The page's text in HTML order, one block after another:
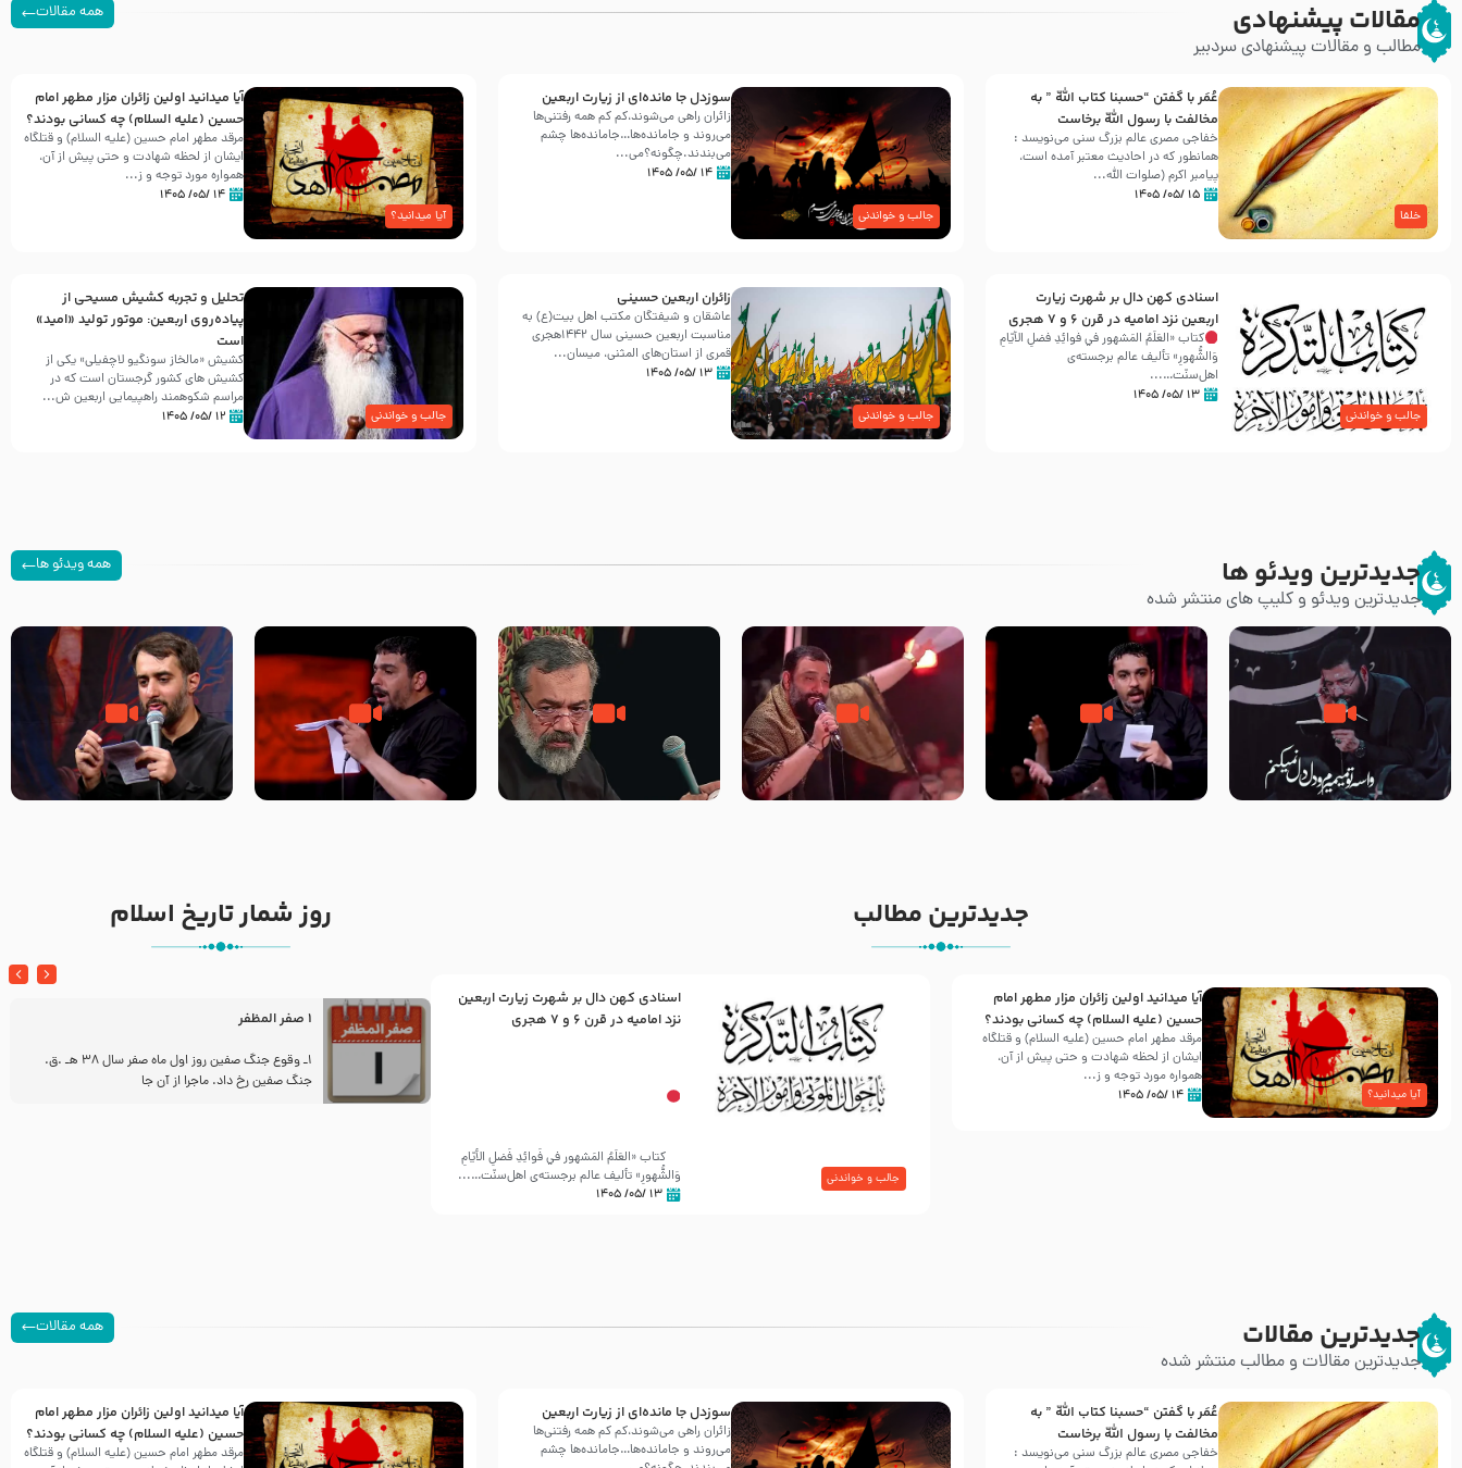
مقالات پیشنهادی
مطالب و مقالات پیشنهادی سردبیر
همه مقالات
خلفا
عُمَر با گفتن “حسبنا كتاب اللّه ” به
مخالفت با رسول اللّه برخاست
خفاجی مصری عالم بزرگ سنی می‌نویسد :
همانطور که در احادیث معتبر آمده است،
پیامبر اکرم (صلوات اللّه...
۱۵ /۰۵/ ۱۴۰۵
جالب و خواندنی
سوزدل جا مانده‌ای از زیارت اربعین
زائران راهی می‌شوند،کم‌ کم همه رفتنی‌ها
می‌روند و جامانده‌ها…جامانده‌ها چشم
می‌بندند.چگونه؟می‌...
۱۴ /۰۵/ ۱۴۰۵
آیا میدانید؟
آیا میدانید اولین زائران مزار مطهر امام
حسین (علیه السلام) چه کسانی بودند؟
مرقد مطهر امام حسین (علیه السلام) و قتلگاه
ایشان از لحظه شهادت و حتی پیش از آن،
همواره مورد توجه و ز...
۱۴ /۰۵/ ۱۴۰۵
جالب و خواندنی
اسنادی کهن دال بر شهرت زیارت
اربعین نزد امامیه در قرن ۶ و ۷ هجری
کتاب «العَلَمُ المَشهور في فَوائِدِ فَضلِ الأيّامِ
وَالشُّهورِ» تألیف عالم برجسته‌ی
اهل‌سنّت…...
۱۳ /۰۵/ ۱۴۰۵
جالب و خواندنی
زائران اربعین حسینی
عاشقان و شیفتگان مکتب اهل بیت(ع) به
مناسبت اربعین حسینی سال ۱۴۴۲هجری
قمری از استان‌های المثنی، میسان...
۱۳ /۰۵/ ۱۴۰۵
جالب و خواندنی
تحلیل و تجربه کشیش مسیحی از
پیاده‌روی اربعین: موتور تولید «امید»
است
کشیش «مالخاز سونگیو لاچفیلی» یکی از
کشیش های کشور گرجستان است که در
مراسم شکوهمند راهپیمایی اربعین ش...
۱۲ /۰۵/ ۱۴۰۵
جدیدترین ویدئو ها
جدیدترین ویدئو و کلیپ های منتشر شده
همه ویدئو ها
مصداق کربلا – حاج حسین سیب
شور ، حسینا! به‌ حق زهرا «أُنْظُرْ
إِلَینا» – عزاداری شب هفتم ماه
جانا جانا ابی عبدالله – کربلایی
جواد مقدم – شب هشتم محرم
مادر منم مثل تو خمیدم – حاج
محمود کریمی – شهادت حضرت
تک ، عبّاس، صاحب دل‌هاست –
حاج حنیف طاهری – عزاداری شب
من غلام نوکراتم من عاشق
کربلاتم – شور زمینه – شب هفتم
جدیدترین مطالب
آیا میدانید؟
آیا میدانید اولین زائران مزار مطهر امام
حسین (علیه السلام) چه کسانی بودند؟
مرقد مطهر امام حسین (علیه السلام) و قتلگاه
ایشان از لحظه شهادت و حتی پیش از آن،
همواره مورد توجه و ز...
۱۴ /۰۵/ ۱۴۰۵
جالب و خواندنی
اسنادی کهن دال بر شهرت زیارت اربعین
نزد امامیه در قرن ۶ و ۷ هجری
کتاب «العَلَمُ المَشهور في فَوائِدِ فَضلِ الأيّامِ
وَالشُّهورِ» تألیف عالم برجسته‌ی اهل‌سنّت…...
۱۳ /۰۵/ ۱۴۰۵
روز شمار تاریخ اسلام
30 صفر المظفر
شهادت حضرت علی بن موسی الرضا (علیه السلام) در روز
آخـر صفر سـال 203 هـ .ق. هشـتمین اختر تابناک امامت
1 صفر المظفر
1ـ وقوع جنگ صفین روز اول ماه صفر سال 38 هـ .ق.
جنگ صفین رخ داد. ماجرا از آن جا
جدیدترین مقالات
جدیدترین مقالات و مطالب منتشر شده
همه مقالات
عُمَر با گفتن “حسبنا كتاب اللّه ” به
مخالفت با رسول اللّه برخاست
خفاجی مصری عالم بزرگ سنی می‌نویسد :
سوزدل جا مانده‌ای از زیارت اربعین
زائران راهی می‌شوند،کم‌ کم همه رفتنی‌ها
می‌روند و جامانده‌ها…جامانده‌ها چشم
آیا میدانید اولین زائران مزار مطهر امام
حسین (علیه السلام) چه کسانی بودند؟
مرقد مطهر امام حسین (علیه السلام) و قتلگاه